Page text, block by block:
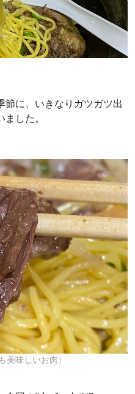
節に、いきなりガツガツ出
した。
美味しいお肉）